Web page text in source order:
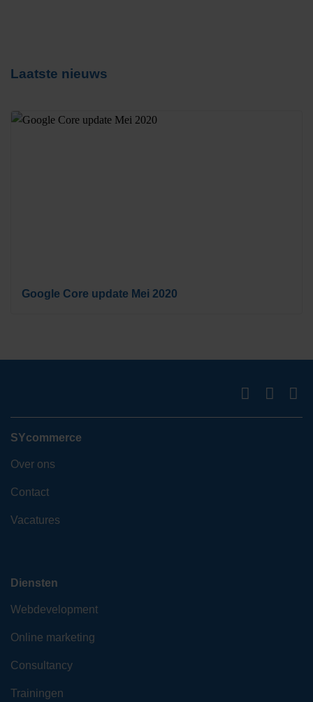
Laatste nieuws
Google Core update Mei 2020
SYcommerce
Over ons
Contact
Vacatures
Diensten
Webdevelopment
Online marketing
Consultancy
Trainingen